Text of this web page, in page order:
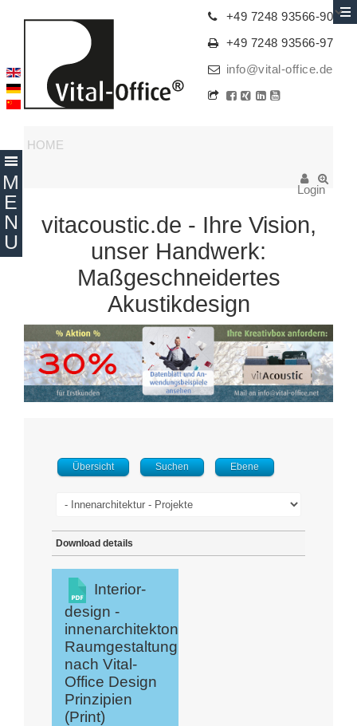
+49 7248 93566-90
+49 7248 93566-97
info@vital-office.de
HOME
Login
vitacoustic.de - Ihre Vision,
unser Handwerk:
Maßgeschneidertes
Akustikdesign
Übersicht Suchen Ebene
Download details
Interior-
design -
innenarchitektonische
Raumgestaltung
nach Vital-
Office Design
Prinzipien
(Print)